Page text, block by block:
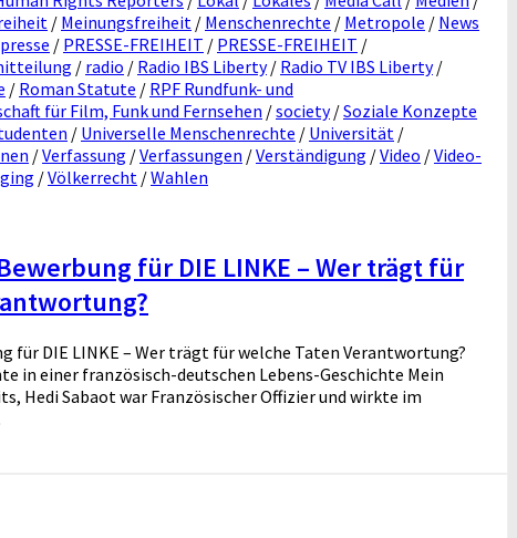
/ Meinungsfreiheit / Menschenrechte / Metropole / News
presse / PRESSE-FREIHEIT / PRESSE-FREIHEIT /
/ radio / Radio IBS Liberty/ Radio TV IBS Liberty/
/ Roman Statute / RPF Rundfunk- und
für Film, Funk und Fernsehen /society/Soziale Konzepte
/ Universelle Menschenrechte / Universität /
/Verfassung /Verfassungen /Verständigung /Video /Video-
/Völkerrecht /Wahlen
für DIE LINKE – Wer trägt für
für DIE LINKE – Wer trägt für welche Taten Verantwortung?
in einer französisch-deutschen Lebens-Geschichte Mein
Hedi Sabaot war Französischer Offizier und wirkte im